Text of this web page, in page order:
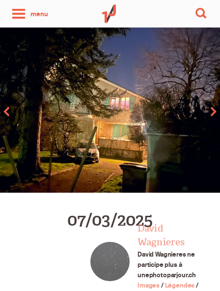
menu
photo
par
jour
07/03/2025
David
Wagnieres
David Wagnieres ne
participe plus à
unephotoparjour.ch
Images/ Légendes/